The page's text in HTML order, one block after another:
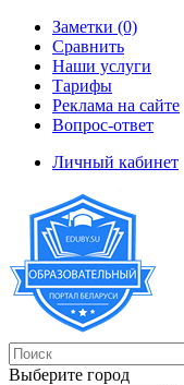
Заметки (0)
Сравнить
Наши услуги
Тарифы
Реклама на сайте
Вопрос-ответ
Личный кабинет
Выберите город